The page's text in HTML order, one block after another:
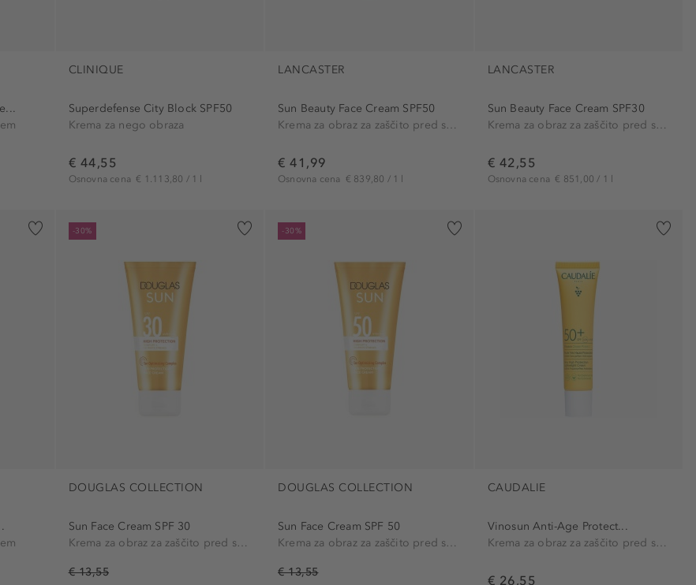
CLINIQUE
Superdefense City Block SPF50
Krema za nego obraza
€ 44,55
Osnovna cena € 1.113,80 / 1 l
LANCASTER
Sun Beauty Face Cream SPF50
Krema za obraz za zaščito pred soncem
€ 41,99
Osnovna cena € 839,80 / 1 l
LANCASTER
Sun Beauty Face Cream SPF30
Krema za obraz za zaščito pred soncem
€ 42,55
Osnovna cena € 851,00 / 1 l
-30%
DOUGLAS COLLECTION
Sun Face Cream SPF 30
Krema za obraz za zaščito pred soncem
€ 13,55
-30%
DOUGLAS COLLECTION
Sun Face Cream SPF 50
Krema za obraz za zaščito pred soncem
€ 13,55
CAUDALIE
Vinosun Anti-Age Protect...
Krema za obraz za zaščito pred soncem
€ 26,55